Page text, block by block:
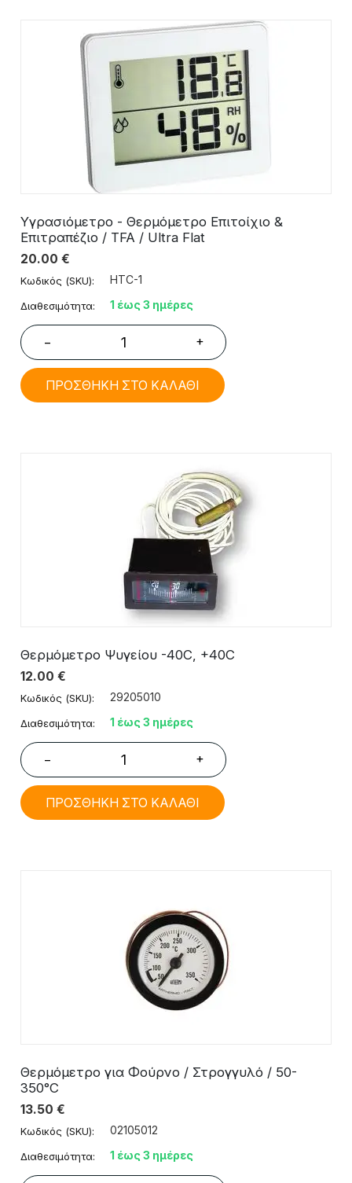
Υγρασιόμετρo - Θερμόμετρo Επιτοίχιο &
Επιτραπέζιο / TFA / Ultra Flat
20.00 €
Κωδικός (SKU): HTC-1
Διαθεσιμότητα: 1 έως 3 ημέρες
− +
ΠΡΟΣΘΗΚΗ ΣΤΟ ΚΑΛΑΘΙ
Θερμόμετρο Ψυγείου -40C, +40C
12.00 €
Κωδικός (SKU): 29205010
Διαθεσιμότητα: 1 έως 3 ημέρες
− +
ΠΡΟΣΘΗΚΗ ΣΤΟ ΚΑΛΑΘΙ
Θερμόμετρο για Φούρνο / Στρογγυλό / 50-
350°C
13.50 €
Κωδικός (SKU): 02105012
Διαθεσιμότητα: 1 έως 3 ημέρες